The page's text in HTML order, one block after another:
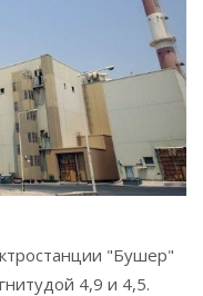
"Бушер"
4,9 и 4,5.